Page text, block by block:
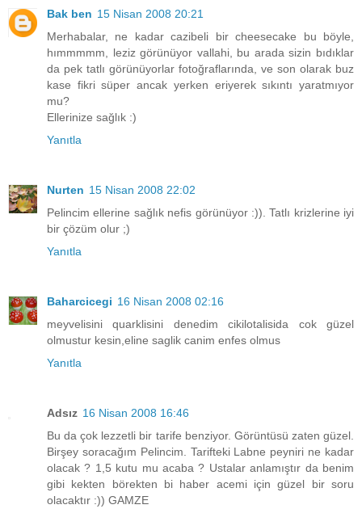
Bak ben 15 Nisan 2008 20:21
Merhabalar, ne kadar cazibeli bir cheesecake bu böyle,
hımmmmm, leziz görünüyor vallahi, bu arada sizin bıdıklar
da pek tatlı görünüyorlar fotoğraflarında, ve son olarak buz
kase fikri süper ancak yerken eriyerek sıkıntı yaratmıyor
mu?
Ellerinize sağlık :)
Yanıtla
Nurten 15 Nisan 2008 22:02
Pelincim ellerine sağlık nefis görünüyor :)). Tatlı krizlerine iyi
bir çözüm olur ;)
Yanıtla
Baharcicegi 16 Nisan 2008 02:16
meyvelisini quarklisini denedim cikilotalisida cok güzel
olmustur kesin,eline saglik canim enfes olmus
Yanıtla
Adsız 16 Nisan 2008 16:46
Bu da çok lezzetli bir tarife benziyor. Görüntüsü zaten güzel.
Birşey soracağım Pelincim. Tarifteki Labne peyniri ne kadar
olacak ? 1,5 kutu mu acaba ? Ustalar anlamıştır da benim
gibi kekten börekten bi haber acemi için güzel bir soru
olacaktır :)) GAMZE